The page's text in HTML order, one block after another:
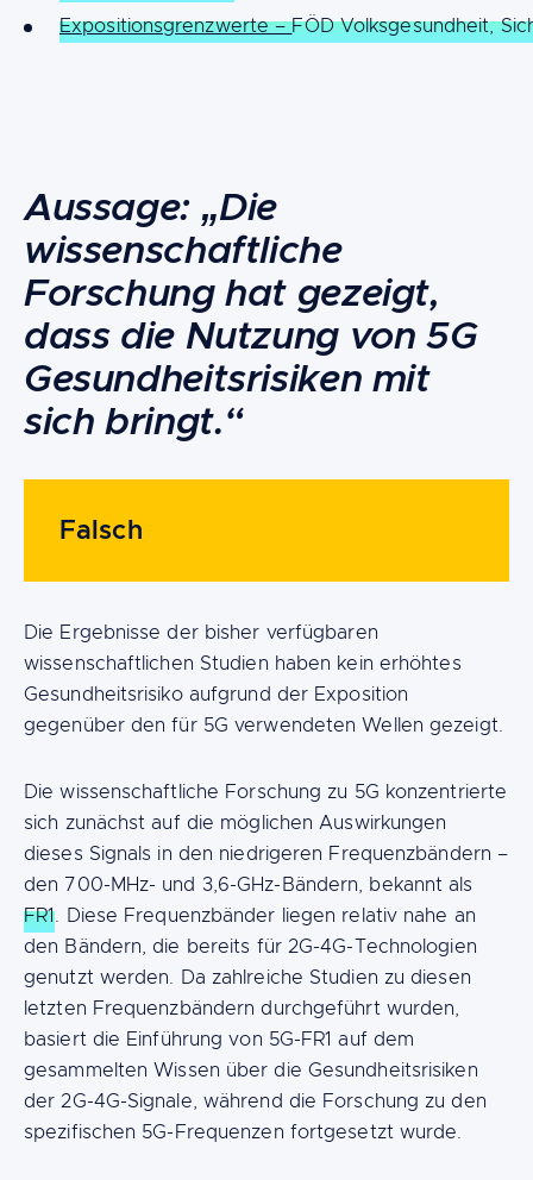
Expositionsgrenzwerte –FÖD Volksgesundheit,
Aussage: „Die
wissenschaftliche
Forschung hat gezeigt,
dass die Nutzung von 5G
Gesundheitsrisiken mit
sich bringt.“
Falsch
Die Ergebnisse der bisher verfügbaren
wissenschaftlichen Studien haben kein erhöhtes
Gesundheitsrisiko aufgrund der Exposition
gegenüber den für 5G verwendeten Wellen gezeigt.
Die wissenschaftliche Forschung zu 5G konzentrierte
sich zunächst auf die möglichen Auswirkungen
dieses Signals in den niedrigeren Frequenzbändern –
den 700-MHz- und 3,6-GHz-Bändern, bekannt als
FR1. Diese Frequenzbänder liegen relativ nahe an
den Bändern, die bereits für 2G-4G-Technologien
genutzt werden. Da zahlreiche Studien zu diesen
letzten Frequenzbändern durchgeführt wurden,
basiert die Einführung von 5G-FR1 auf dem
gesammelten Wissen über die Gesundheitsrisiken
der 2G-4G-Signale, während die Forschung zu den
spezifischen 5G-Frequenzen fortgesetzt wurde.